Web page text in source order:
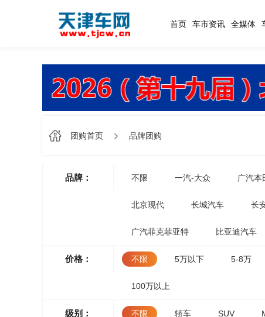
首页 车市资讯 全媒体
团购首页 品牌团购
品牌： 不限 一汽-大众 广汽本
北京现代 长城汽车 长
广汽菲克菲亚特 比亚迪汽车
价格： 不限 5万以下 5-8万
100万以上
级别： 不限 轿车 SUV